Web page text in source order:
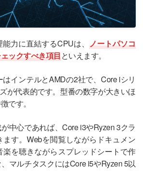
力に直結するCPUは、ノートパソコ
ックすべき項目といえます。
インテルとAMDの2社で、Core iシリ
が代表的です。型番の数字が大きいほ
です。
中心であれば、Core i3やRyzen 3クラ
す。Webを閲覧しながらドキュメン
楽を聴きながらスプレッドシートで作
マルチタスクにはCore i5やRyzen 5以